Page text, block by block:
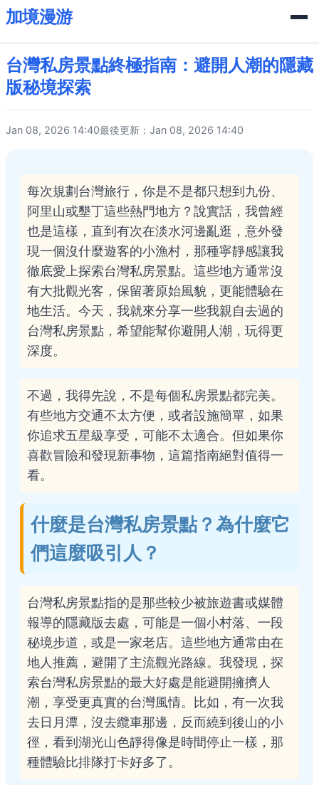
加境漫游
台灣私房景點終極指南：避開人潮的隱藏
版秘境探索
Jan 08, 2026 14:40最後更新：Jan 08, 2026 14:40
每次規劃台灣旅行，你是不是都只想到九份、
阿里山或墾丁這些熱門地方？說實話，我曾經
也是這樣，直到有次在淡水河邊亂逛，意外發
現一個沒什麼遊客的小漁村，那種寧靜感讓我
徹底愛上探索台灣私房景點。這些地方通常沒
有大批觀光客，保留著原始風貌，更能體驗在
地生活。今天，我就來分享一些我親自去過的
台灣私房景點，希望能幫你避開人潮，玩得更
深度。
不過，我得先說，不是每個私房景點都完美。
有些地方交通不太方便，或者設施簡單，如果
你追求五星級享受，可能不太適合。但如果你
喜歡冒險和發現新事物，這篇指南絕對值得一
看。
什麼是台灣私房景點？為什麼它
們這麼吸引人？
台灣私房景點指的是那些較少被旅遊書或媒體
報導的隱藏版去處，可能是一個小村落、一段
秘境步道，或是一家老店。這些地方通常由在
地人推薦，避開了主流觀光路線。我發現，探
索台灣私房景點的最大好處是能避開擁擠人
潮，享受更真實的台灣風情。比如，有一次我
去日月潭，沒去纜車那邊，反而繞到後山的小
徑，看到湖光山色靜得像是時間停止一樣，那
種體驗比排隊打卡好多了。